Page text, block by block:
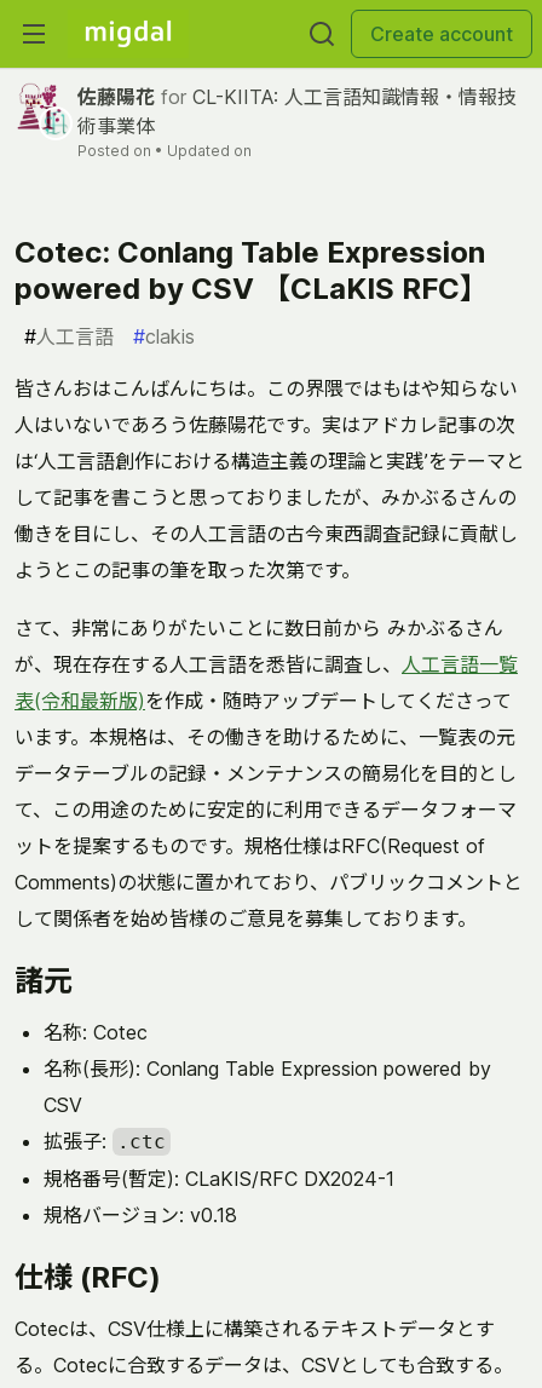
Create account
佐藤陽花 for CL-KIITA: 人工言語知識情報・情報技
術事業体
Posted on • Updated on
Cotec: Conlang Table Expression
powered by CSV 【CLaKIS RFC】
#人工言語 #clakis
皆さんおはこんばんにちは。この界隈ではもはや知らない
人はいないであろう佐藤陽花です。実はアドカレ記事の次
は‘人工言語創作における構造主義の理論と実践’をテーマと
して記事を書こうと思っておりましたが、みかぶるさんの
働きを目にし、その人工言語の古今東西調査記録に貢献し
ようとこの記事の筆を取った次第です。
さて、非常にありがたいことに数日前から みかぶるさん
が、現在存在する人工言語を悉皆に調査し、 人工言語一覧
表(令和最新版)を作成・随時アップデートしてくださって
います。本規格は、その働きを助けるために、一覧表の元
データテーブルの記録・メンテナンスの簡易化を目的とし
て、この用途のために安定的に利用できるデータフォーマ
ットを提案するものです。規格仕様はRFC(Request of
Comments)の状態に置かれており、パブリックコメントと
して関係者を始め皆様のご意見を募集しております。
諸元
名称: Cotec
名称(長形): Conlang Table Expression powered by
CSV
拡張子:
.ctc
規格番号(暫定): CLaKIS/RFC DX2024-1
規格バージョン: v0.18
仕様 (RFC)
Cotecは、CSV仕様上に構築されるテキストデータとす
る。Cotecに合致するデータは、CSVとしても合致する。